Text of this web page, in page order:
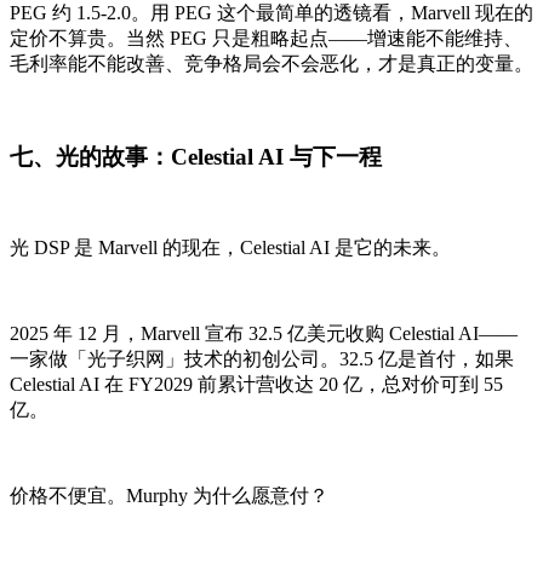
PEG 约 1.5-2.0。用 PEG 这个最简单的透镜看，Marvell 现在的
定价不算贵。当然 PEG 只是粗略起点——增速能不能维持、
毛利率能不能改善、竞争格局会不会恶化，才是真正的变量。
七、光的故事：Celestial AI 与下一程
光 DSP 是 Marvell 的现在，Celestial AI 是它的未来。
2025 年 12 月，Marvell 宣布 32.5 亿美元收购 Celestial AI——
一家做「光子织网」技术的初创公司。32.5 亿是首付，如果
Celestial AI 在 FY2029 前累计营收达 20 亿，总对价可到 55
亿。
价格不便宜。Murphy 为什么愿意付？